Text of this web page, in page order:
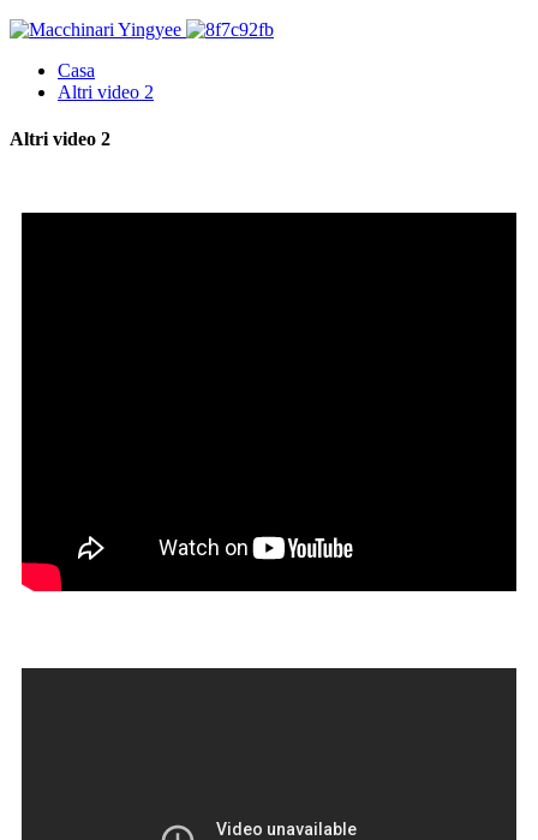
Casa
Altri video 2
Altri video 2